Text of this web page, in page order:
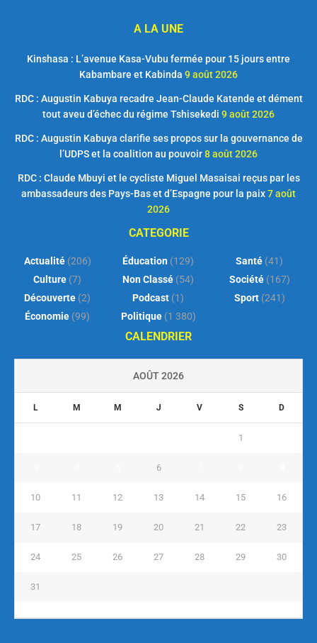
A LA UNE
Kinshasa : L’avenue Kasa-Vubu fermée pour 15 jours entre
Kabambare et Kabinda 9 août 2026
RDC : Augustin Kabuya recadre Jean-Claude Katende et dément
tout aveu d’échec du régime Tshisekedi 9 août 2026
RDC : Augustin Kabuya clarifie ses propos sur la gouvernance de
l’UDPS et la coalition au pouvoir8 août 2026
RDC : Claude Mbuyi et le cycliste Miguel Masaisai reçus par les
ambassadeurs des Pays-Bas et d’Espagne pour la paix7 août
2026
CATEGORIE
Actualité(206)
Culture (7)
Découverte (2)
Économie (99)
Éducation (129)
Non Classé (54)
Podcast (1)
Politique(1 380)
Santé (41)
Société(167)
Sport(241)
CALENDRIER
AOÛT 2026
L M M J V S D
1
6
10 11 12 13 14 15 16
17 18 19 20 21 22 23
24 25 26 27 28 29 30
31